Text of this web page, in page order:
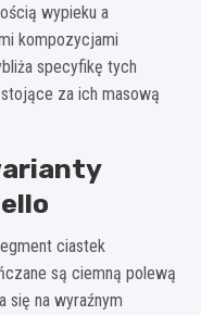
wypieku a
kompozycjami
specyfikę tych
za ich masową
ciastek
są ciemną polewą
się na wyraźnym